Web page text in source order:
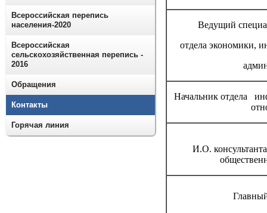
Ведущий
отдела экономики,
Начальник отдела
И.О.
Всероссийская перепись
населения-2020
Всероссийская
сельскохозяйственная перепись -
2016
Обращения
Контакты
Горячая линия